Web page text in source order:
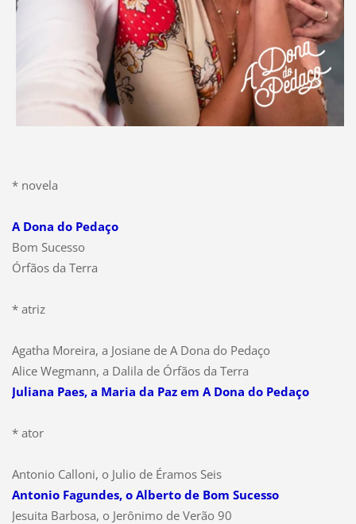
* novela
A Dona do Pedaço
Bom Sucesso
Órfãos da Terra
* atriz
Agatha Moreira, a Josiane de A Dona do Pedaço
Alice Wegmann, a Dalila de Órfãos da Terra
Juliana Paes, a Maria da Paz em A Dona do Pedaço
* ator
Antonio Calloni, o Julio de Éramos Seis
Antonio Fagundes, o Alberto de Bom Sucesso
Jesuita Barbosa, o Jerônimo de Verão 90